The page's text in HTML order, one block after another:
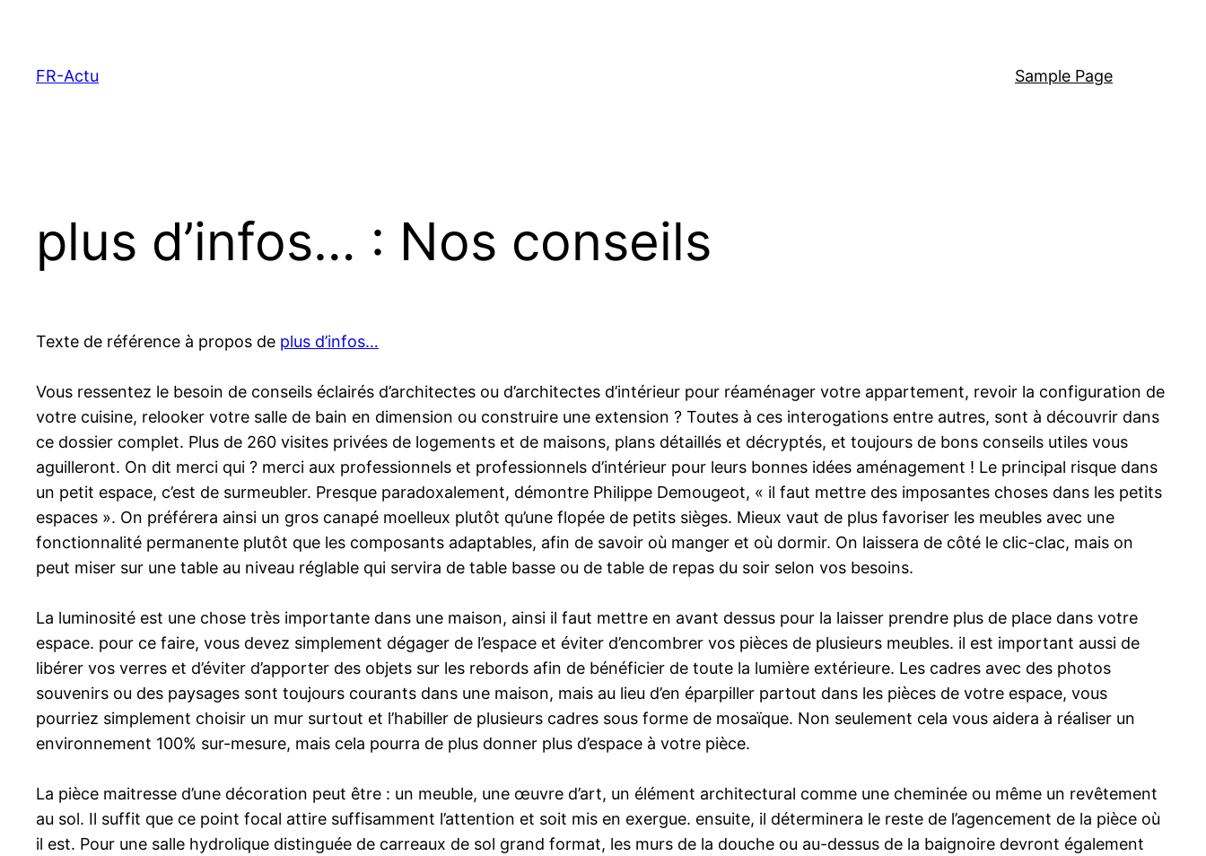
contenu
FR-Actu Sample Page
plus d’infos… : Nos conseils
Texte de référence à propos de plus d’infos…
Vous ressentez le besoin de conseils éclairés d’architectes ou d’architectes d’intérieur pour réaménager votre appartement, revoir la configuration de
votre cuisine, relooker votre salle de bain en dimension ou construire une extension ? Toutes à ces interogations entre autres, sont à découvrir dans
ce dossier complet. Plus de 260 visites privées de logements et de maisons, plans détaillés et décryptés, et toujours de bons conseils utiles vous
aguilleront. On dit merci qui ? merci aux professionnels et professionnels d’intérieur pour leurs bonnes idées aménagement ! Le principal risque dans
un petit espace, c’est de surmeubler. Presque paradoxalement, démontre Philippe Demougeot, « il faut mettre des imposantes choses dans les petits
espaces ». On préférera ainsi un gros canapé moelleux plutôt qu’une flopée de petits sièges. Mieux vaut de plus favoriser les meubles avec une
fonctionnalité permanente plutôt que les composants adaptables, afin de savoir où manger et où dormir. On laissera de côté le clic-clac, mais on
peut miser sur une table au niveau réglable qui servira de table basse ou de table de repas du soir selon vos besoins.
La luminosité est une chose très importante dans une maison, ainsi il faut mettre en avant dessus pour la laisser prendre plus de place dans votre
espace. pour ce faire, vous devez simplement dégager de l’espace et éviter d’encombrer vos pièces de plusieurs meubles. il est important aussi de
libérer vos verres et d’éviter d’apporter des objets sur les rebords afin de bénéficier de toute la lumière extérieure. Les cadres avec des photos
souvenirs ou des paysages sont toujours courants dans une maison, mais au lieu d’en éparpiller partout dans les pièces de votre espace, vous
pourriez simplement choisir un mur surtout et l’habiller de plusieurs cadres sous forme de mosaïque. Non seulement cela vous aidera à réaliser un
environnement 100% sur-mesure, mais cela pourra de plus donner plus d’espace à votre pièce.
La pièce maitresse d’une décoration peut être : un meuble, une œuvre d’art, un élément architectural comme une cheminée ou même un revêtement
au sol. Il suffit que ce point focal attire suffisamment l’attention et soit mis en exergue. ensuite, il déterminera le reste de l’agencement de la pièce où
il est. Pour une salle hydrolique distinguée de carreaux de sol grand format, les murs de la douche ou au-dessus de la baignoire devront également